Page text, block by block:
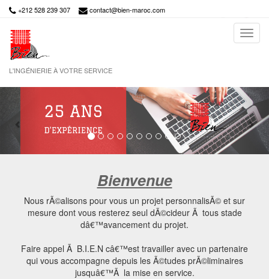
+212 528 239 307 contact@bien-maroc.com
L'INGÉNIERIE À VOTRE SERVICE
Next
Bienvenue
Nous rÃ©alisons pour vous un projet personnalisÃ© et sur
mesure dont vous resterez seul dÃ©cideur Ã tous stade
dâ€™avancement du projet.
Faire appel Ã B.I.E.N câ€™est travailler avec un partenaire
qui vous accompagne depuis les Ã©tudes prÃ©liminaires
jusquâ€™Ã la mise en service.